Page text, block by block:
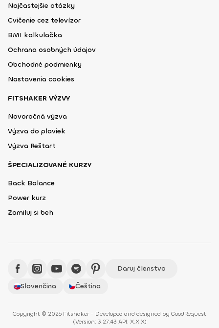
Najčastejšie otázky
Cvičenie cez televízor
BMI kalkulačka
Ochrana osobných údajov
Obchodné podmienky
Nastavenia cookies
FITSHAKER VÝZVY
Novoročná výzva
Výzva do plaviek
Výzva Reštart
ŠPECIALIZOVANÉ KURZY
Back Balance
Power kurz
Zamiluj si beh
Daruj členstvo
Slovenčina
Čeština
Copyright © 2026 Fitshaker - Developed and designed by GoodRequest
(Version: 3.27.43 API: X.X.X)